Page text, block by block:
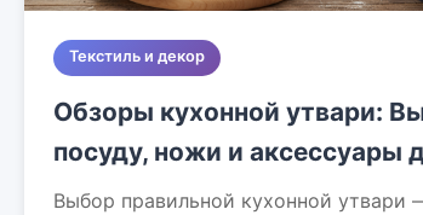
Текстиль и декор
Обзоры кухонной утвари:
посуду, ножи и аксессуары
Выбор правильной кухонной утвари